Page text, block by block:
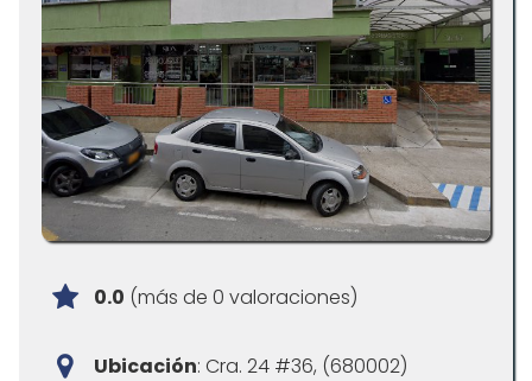
0.0 (más de 0 valoraciones)
Ubicación: Cra. 24 #36, (680002)